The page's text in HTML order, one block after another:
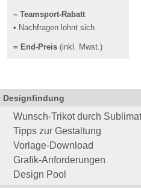
– Teamsport-Rabatt
• Nachfragen lohnt sich
= End-Preis (inkl. Mwst.)
Designfindung
Wunsch-Trikot durch
Tipps zur Gestaltung
Vorlage-Download
Grafik-Anforderungen
Design Pool